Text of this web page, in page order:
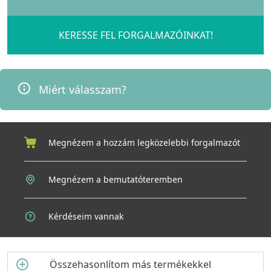
bizalmát tükrözi az anyag tartósságában és az időtálló
– helytakarékos szifont, rögzítő füleket, Flow Pro szűrőt és
Elleci túlfolyót –, így a telepítés és a használat kezdettől fogva
egyszerű és kényelmes.
KERESSE FEL FORGALMAZÓINKAT!
Miért válasszam?
Megnézem a hozzám legközelebbi forgalmazót
Megnézem a bemutatóteremben
Kérdéseim vannak
Összehasonlítom más termékekkel